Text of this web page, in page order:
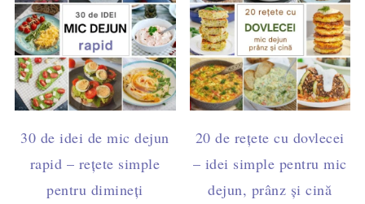
30 de idei de mic dejun
rapid – rețete simple
pentru dimineți
20 de rețete cu dovlecei
– idei simple pentru mic
dejun, prânz și cină